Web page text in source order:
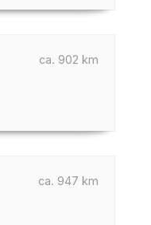
ca. 902 km
ca. 947 km